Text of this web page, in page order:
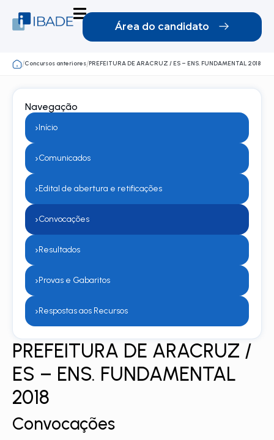
Área do candidato
/Concursos anteriores/PREFEITURA DE ARACRUZ / ES – ENS. FUNDAMENTAL 2018
PREFEITURA DE ARACRUZ /
ES – ENS. FUNDAMENTAL
2018
Convocações
Navegação
›Início
›Comunicados
›Edital de abertura e retificações
›Convocações
›Resultados
›Provas e Gabaritos
›Respostas aos Recursos